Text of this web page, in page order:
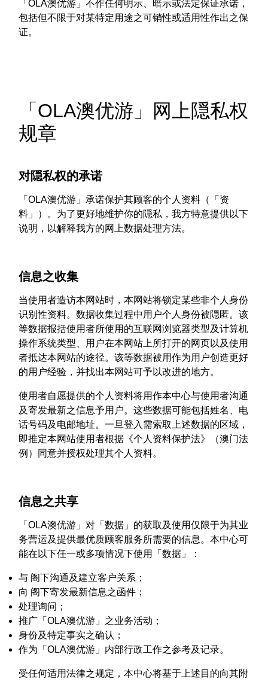
「OLA澳优游」不作任何明示、暗示或法定保证承诺，
包括但不限于对某特定用途之可销性或适用性作出之保
证。
「OLA澳优游」网上隠私权
规章
对隠私权的承诺
「OLA澳优游」承诺保护其顾客的个人资料（「资
料」）。为了更好地维护你的隠私，我方特意提供以下
说明，以解释我方的网上数据处理方法。
信息之收集
当使用者造访本网站时，本网站将锁定某些非个人身份
识别性资料。数据收集过程中用户个人身份被隠匿。该
等数据报括使用者所使用的互联网浏览器类型及计算机
操作系统类型、用户在本网站上所打开的网页以及使用
者抵达本网站的途径。该等数据被用作为用户创造更好
的用户经验，并找出本网站可予以改进的地方。
使用者自愿提供的个人资料将用作本中心与使用者沟通
及寄发最新之信息予用户。这些数据可能包括姓名、电
话号码及电邮地址。一旦登入需索取上述数据的区域，
即推定本网站使用者根据《个人资料保护法》（澳门法
例）同意并授权处理其个人资料。
信息之共享
「OLA澳优游」对「数据」的获取及使用仅限于为其业
务营运及提供最优质顾客服务所需要的信息。本中心可
能在以下任一或多项情况下使用「数据」：
与 阁下沟通及建立客户关系；
向 阁下寄发最新信息之函件；
处理询问；
推广「OLA澳优游」之业务活动；
身份及特定事实之确认；
作为「OLA澳优游」内部行政工作之参考及记录。
受任何适用法律之规定，本中心将基于上述目的向其附